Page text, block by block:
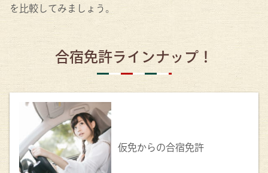
を比較してみましょう。
合宿免許ラインナップ！
仮免からの合宿免許